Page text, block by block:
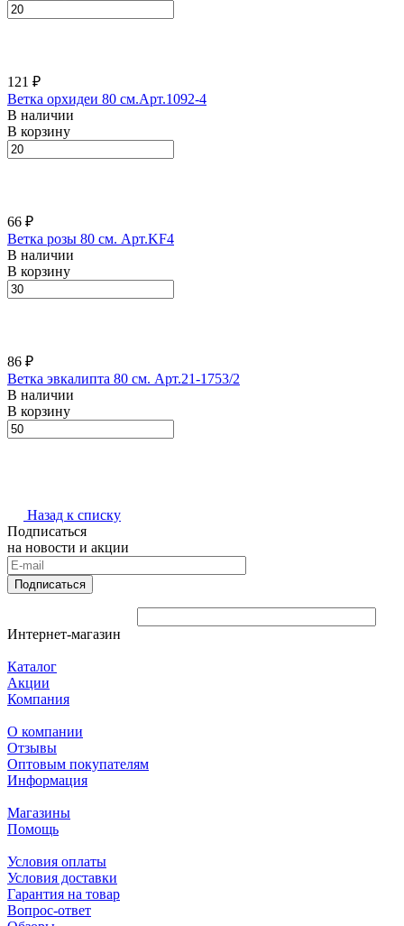
121 ₽
Ветка орхидеи 80 см.Арт.1092-4
В наличии
В корзину
66 ₽
Ветка розы 80 см. Арт.KF4
В наличии
В корзину
86 ₽
Ветка эвкалипта 80 см. Арт.21-1753/2
В наличии
В корзину
Назад к списку
Подписаться
на новости и акции
Подписаться
Интернет-магазин
Каталог
Акции
Компания
О компании
Отзывы
Оптовым покупателям
Информация
Магазины
Помощь
Условия оплаты
Условия доставки
Гарантия на товар
Вопрос-ответ